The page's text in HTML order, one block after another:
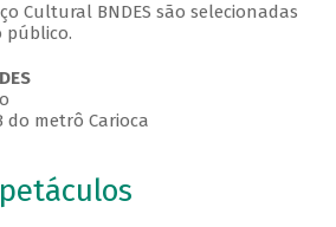
Cultural BNDES são selecionadas
público.
do metrô Carioca